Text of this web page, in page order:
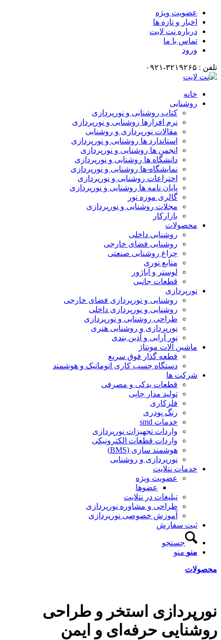
عضویت ویژه
اخبار و تازه ها
درباره نت لایت
تماس با ما
ورود
تلفن : ۳۲۱۹۲۶۵-۰۹۲۱
خانه
روشنایی
کتاب روشنایی و نورپردازی
نرم افزارها روشنایی و نورپردازی
مقالات نورپردازی و روشنایی
استاندارد ها روشنایی و نورپردازی
انجمن ها روشنایی و نورپردازی
دانشگاه ها روشنایی و نورپردازی
نمایشگاه-ها روشنایی و نورپردازی
اختراعات روشنایی و نورپردازی
پایان نامه ها روشنایی و نورپردازی
گالری موزه نور
مجلات روشنایی و نورپردازی
بازارکار
محصولات
روشنایی داخلی
روشنایی فضای خارجی
چراغ روشنایی صنعتی
منابع نوری
لوستر و آباژور
قطعات جانبی
نورپردازی
روشنایی و نورپردازی فضای خارجی
روشنایی و نورپردازی داخلی
طراحی روشنایی و نورپردازی
نورپردازی و روشنایی هنری
نور آرایی و آذین بندی
ماشین آلات مونتاژ
قطعه گذار فوق سریع
دستگاه چسب کاری اتوماتیک و هوشمند
شرکت ها
قطعات یدکی و مصرفی
تولید مدار چاپی
فلزکاری
رنگ پودری
خدمات smd
واردات تجهیزات نورپردازی
واردات قطعات الکترونیکی
هوشمند سازی (BMS)
نورپردازی و روشنایی
خدمات نتلایت
عضویت ویژه
عضوها
تبلیغات در نتلایت
طراحی و مشاوره نورپردازی
آموزش خصوصی نورپردازی
ثبت سفارش
جستجو
منو منو
محصولات
نورپردازی استخر و طراحی
روشنایی حرفه‌ای و ایمن